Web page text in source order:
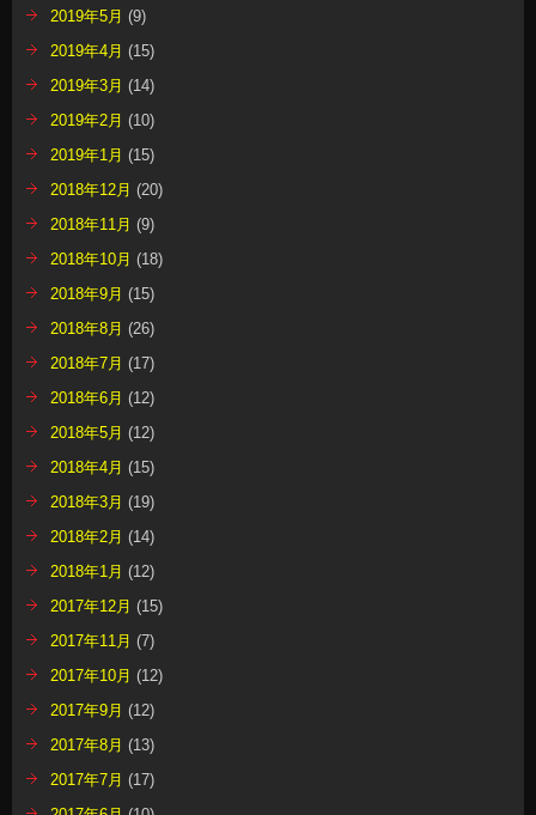
2019年5月 (9)
2019年4月 (15)
2019年3月 (14)
2019年2月 (10)
2019年1月 (15)
2018年12月 (20)
2018年11月 (9)
2018年10月 (18)
2018年9月 (15)
2018年8月 (26)
2018年7月 (17)
2018年6月 (12)
2018年5月 (12)
2018年4月 (15)
2018年3月 (19)
2018年2月 (14)
2018年1月 (12)
2017年12月 (15)
2017年11月 (7)
2017年10月 (12)
2017年9月 (12)
2017年8月 (13)
2017年7月 (17)